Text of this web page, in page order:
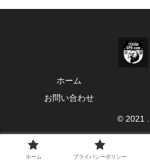
ホーム
お問い合わせ
© 2021 .
ホーム プライバシーポリシー